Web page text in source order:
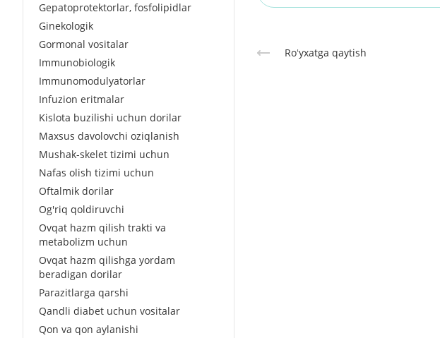
Roʻyxatga qaytish
Gepatoprotektorlar, fosfolipidlar
Ginekologik
Gormonal vositalar
Immunobiologik
Immunomodulyatorlar
Infuzion eritmalar
Kislota buzilishi uchun dorilar
Maxsus davolovchi oziqlanish
Mushak-skelet tizimi uchun
Nafas olish tizimi uchun
Oftalmik dorilar
Og'riq qoldiruvchi
Ovqat hazm qilish trakti va
metabolizm uchun
Ovqat hazm qilishga yordam
beradigan dorilar
Parazitlarga qarshi
Qandli diabet uchun vositalar
Qon va qon aylanishi